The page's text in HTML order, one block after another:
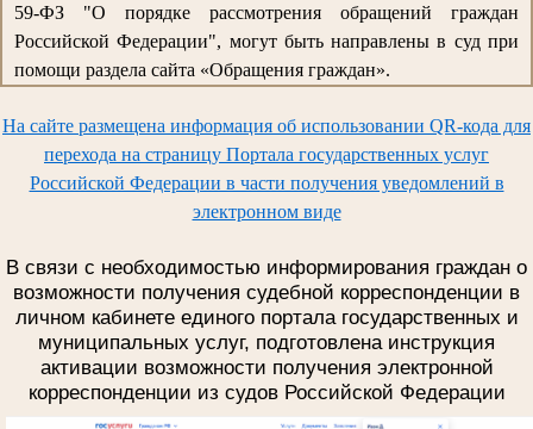
59-ФЗ "О порядке рассмотрения обращений граждан
Российской Федерации", могут быть направлены в суд при
помощи раздела сайта «Обращения граждан».
На сайте размещена информация об использовании QR-кода для
перехода на страницу Портала государственных услуг
Российской Федерации в части получения уведомлений в
электронном виде
В связи с необходимостью информирования граждан о
возможности получения судебной корреспонденции в
личном кабинете единого портала государственных и
муниципальных услуг, подготовлена инструкция
активации возможности получения электронной
корреспонденции из судов Российской Федерации